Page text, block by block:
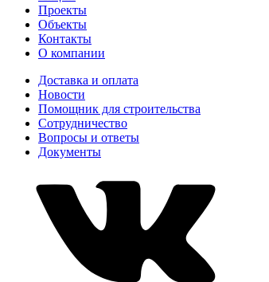
Проекты
Объекты
Контакты
О компании
Доставка и оплата
Новости
Помощник для строительства
Сотрудничество
Вопросы и ответы
Документы